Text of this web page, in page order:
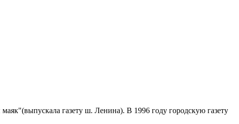
газету ш. Ленина). В 1996 году городскую газету